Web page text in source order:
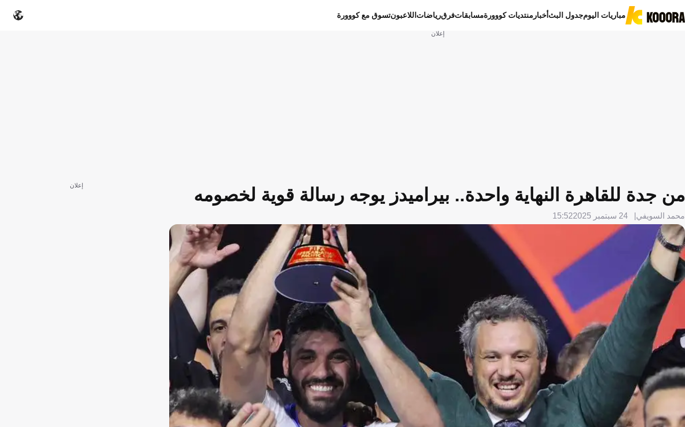
مباريات اليومجدول البثأخبار منتديات كووورةمسابقاتفرقرياضات اللاعبونتسوق مع كووورة
إعلان
من جدة للقاهرة النهاية واحدة.. بيراميدز يوجه رسالة قوية لخصومه
محمد السويفي 24 سبتمبر 2025 15:52
إعلان